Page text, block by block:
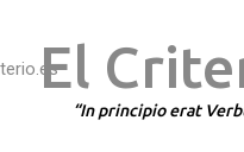
El
In principio erat